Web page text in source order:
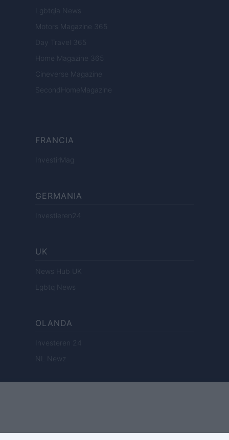
Lgbtqia News
Motors Magazine 365
Day Travel 365
Home Magazine 365
Cineverse Magazine
SecondHomeMagazine
FRANCIA
InvestirMag
GERMANIA
Investieren24
UK
News Hub UK
Lgbtq News
OLANDA
Investeren 24
NL Newz